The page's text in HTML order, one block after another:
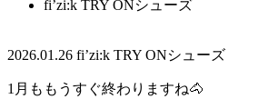
fi’zi:k TRY ONシューズ
2026.01.26 fi’zi:k TRY ONシューズ
1月ももうすぐ終わりますね🐴